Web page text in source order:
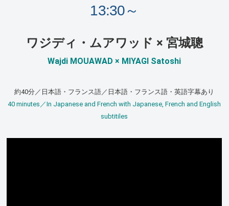
13:30～
ワジディ・ムアワッド × 宮城聰
Wajdi MOUAWAD × MIYAGI Satoshi
約40分／日本語・フランス語／日本語・フランス語・英語字幕あり
40 minutes／In Japanese and French with Japanese, French and English
subtitiles